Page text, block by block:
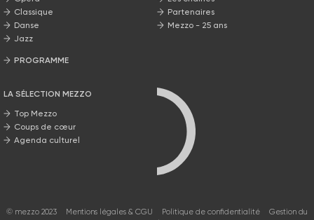
Classique
Danse
Jazz
PROGRAMME
LA SÉLECTION MEZZO
Top Mezzo
Coups de cœur
Agenda culturel
Partenaires
Mezzo - 25 ans
© mezzo 2023 Mentions légales & CGU Politique de confidentialité
Gestion du